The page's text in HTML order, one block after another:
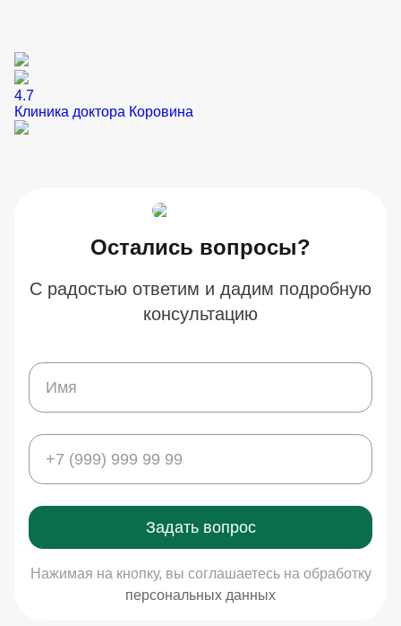
4.7
Клиника доктора Коровина
Остались вопросы?
С радостью ответим и дадим подробную
консультацию
Задать вопрос
Нажимая на кнопку, вы соглашаетесь на обработку
персональных данных